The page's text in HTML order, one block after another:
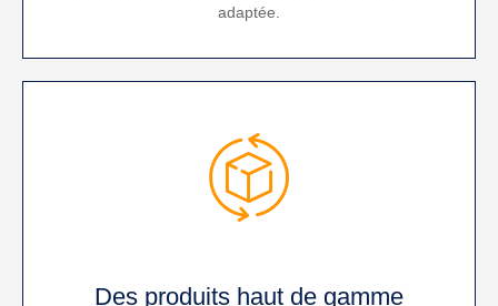
adaptée.
Des produits haut de gamme